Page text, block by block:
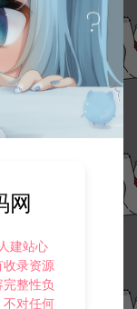
网
建站心
收录资源
整性负
不对任何